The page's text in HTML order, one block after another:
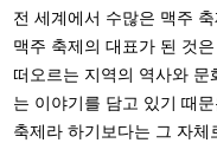
전 세계에서 수많은 맥주
맥주 축제의 대표가 된 것
떠오르는 지역의 역사와
는 이야기를 담고 있기 때
축제라 하기보다는 그 자체